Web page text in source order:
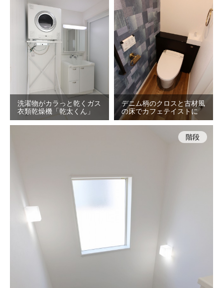
洗濯物がカラっと乾くガス
衣類乾燥機「乾太くん」
デニム柄のクロスと古材風
の床でカフェテイストに
階段